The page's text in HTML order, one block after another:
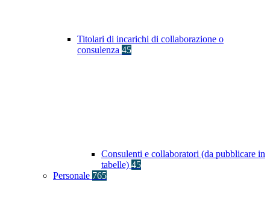
Titolari di incarichi di collaborazione o
consulenza 45
Consulenti e collaboratori (da pubblicare in
tabelle) 45
Personale 765